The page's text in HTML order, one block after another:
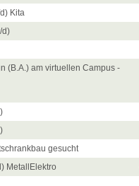
Kita
d)
(B.A.) am virtuellen Campus -
gesucht
MetallElektro